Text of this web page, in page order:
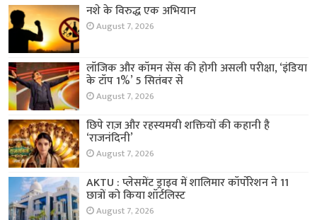
नशे के विरुद्ध एक अभियान
August 7, 2026
लॉजिक और कॉमन सेंस की होगी असली परीक्षा, ‘इंडिया
के टॉप 1%’ 5 सितंबर से
August 7, 2026
छिपे राज़ और रहस्यमयी शक्तियों की कहानी है
‘राजनंदिनी’
August 7, 2026
AKTU : प्लेसमेंट ड्राइव में शालिमार कॉर्पोरेशन ने 11
छात्रों को किया शॉर्टलिस्ट
August 7, 2026